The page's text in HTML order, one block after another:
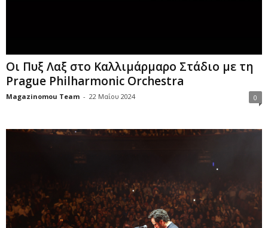
Οι Πυξ Λαξ στο Καλλιμάρμαρο Στάδιο με τη
Prague Philharmonic Orchestra
Magazinomou Team - 22 Μαΐου 2024 0